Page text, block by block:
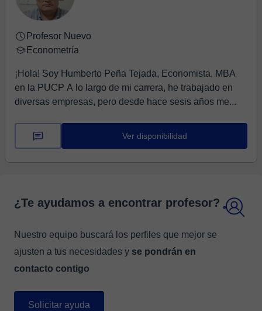
Profesor Nuevo
Econometría
¡Hola! Soy Humberto Peña Tejada, Economista. MBA
en la PUCP A lo largo de mi carrera, he trabajado en
diversas empresas, pero desde hace sesis años me...
Ver disponibilidad
¿Te ayudamos a encontrar profesor?
Nuestro equipo buscará los perfiles que mejor se
ajusten a tus necesidades y se pondrán en
contacto contigo
Solicitar ayuda